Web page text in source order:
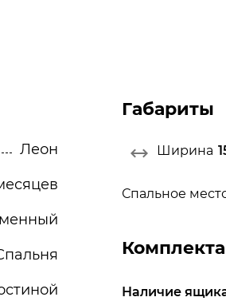
Леон
Габариты
Ширина
Спальное
Наличие